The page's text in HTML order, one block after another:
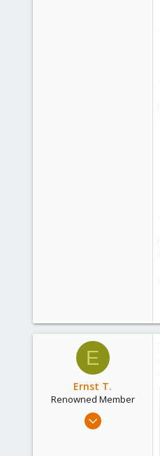
E
Ernst T.
Renowned Member
Feb 4, 2019